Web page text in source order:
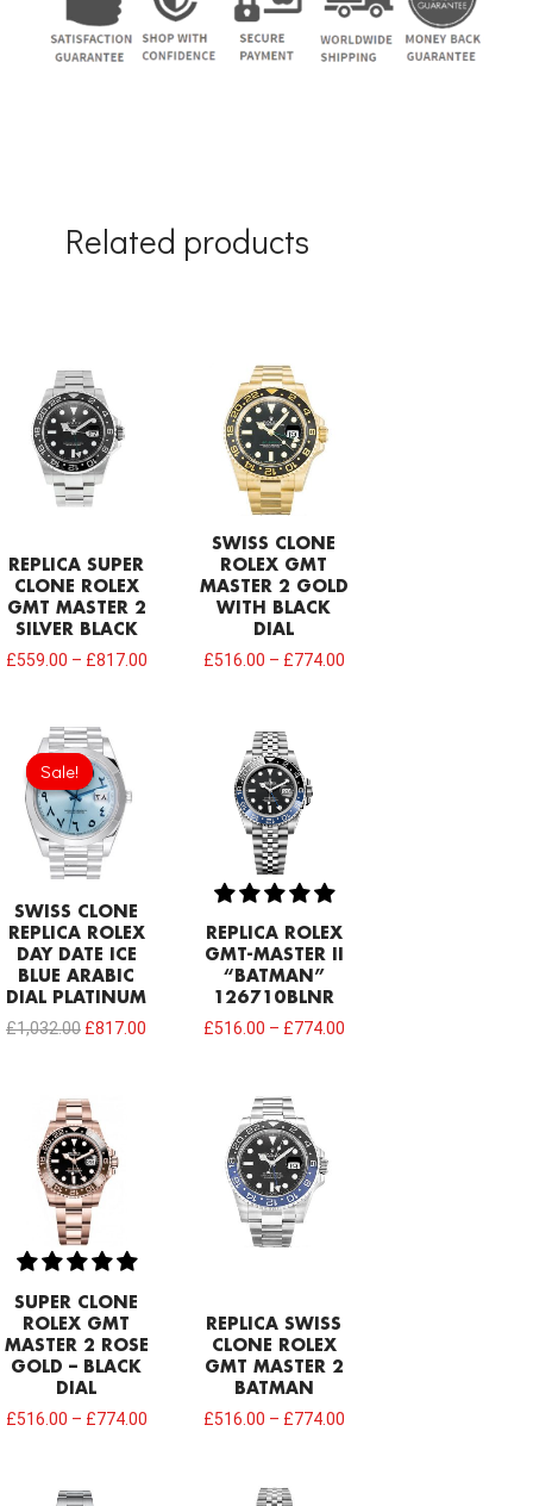
Related products
REPLICA SUPER
CLONE ROLEX
GMT MASTER 2
SILVER BLACK
£559.00 – £817.00
SWISS CLONE
ROLEX GMT
MASTER 2 GOLD
WITH BLACK
DIAL
£516.00 – £774.00
Sale!
Sale!
SWISS CLONE
REPLICA ROLEX
DAY DATE ICE
BLUE ARABIC
DIAL PLATINUM
£1,032.00
Original
price
was:
£1,032.00.
£817.00
REPLICA ROLEX
GMT-MASTER II
“BATMAN”
126710BLNR
£516.00 – £774.00
SUPER CLONE
ROLEX GMT
MASTER 2 ROSE
GOLD – BLACK
DIAL
£516.00 – £774.00
REPLICA SWISS
CLONE ROLEX
GMT MASTER 2
BATMAN
£516.00 – £774.00